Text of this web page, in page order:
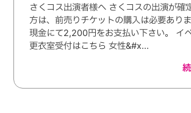
さくコス出演者様へ さくコスの出演が確
方は、前売りチケットの購入は必要あり
現金にて2,200円をお支払い下さい。 イ
更衣室受付はこちら 女性&#x...